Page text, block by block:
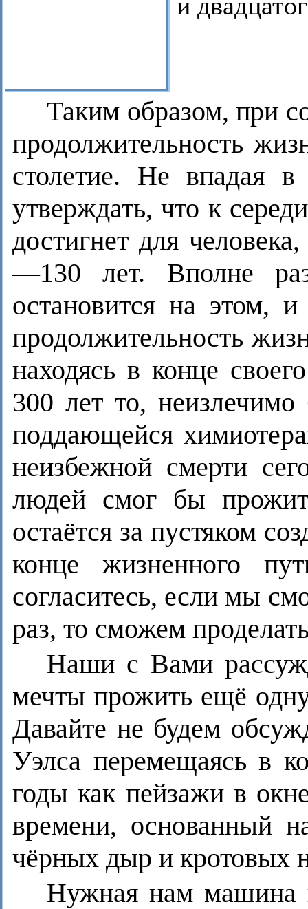
и
Таким образом, при
продолжительность
столетие. Не впадая
утверждать, что к
достигнет для
—130 лет. Вполне
остановится на этом,
продолжительность
находясь в конце
300 лет то,
поддающейся
неизбежной смерти
людей смог бы
остаётся за пустяком
конце жизненного
согласитесь, если мы
раз, то сможем
Наши с Вами
мечты прожить ещё
Давайте не будем
Уэлса перемещаясь в
годы как пейзажи в
времени, основанный
чёрных дыр и кротовых
Нужная нам машина